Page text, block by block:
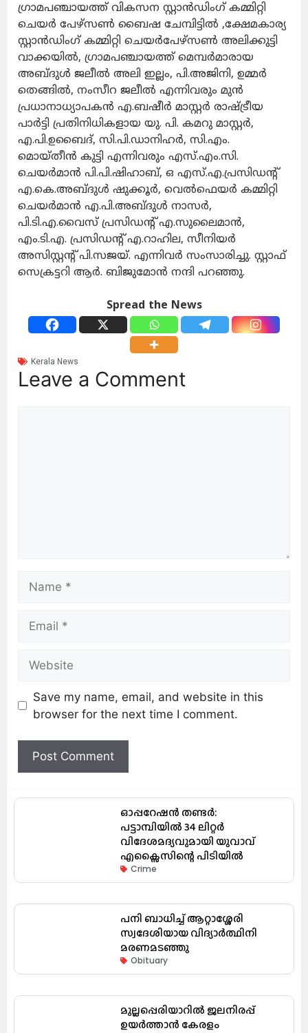
ഗ്രാമപഞ്ചായത്ത് വികസന സ്റ്റാൻഡിംഗ് കമ്മിറ്റി
ചെയർ പേഴ്സൺ ബൈഷ ചേമ്പിട്ടിൽ ,ക്ഷേമകാര്യ
സ്റ്റാൻഡിംഗ് കമ്മിറ്റി ചെയർപേഴ്സൺ അലിക്കുട്ടി
വാക്കയിൽ, ഗ്രാമപഞ്ചായത്ത് മെമ്പർമാരായ
അബ്ദുൾ ജലീൽ അലി ഇല്ലം, പി.അജിനി, ഉമ്മർ
തെങ്ങിൽ, നംസീറ ജലീൽ എന്നിവരും മുൻ
പ്രധാനാധ്യാപകൻ എ.ബഷീർ മാസ്റ്റർ രാഷ്ട്രീയ
പാർട്ടി പ്രതിനിധികളായ യു. പി. കമറു മാസ്റ്റർ,
എ.പി.ഉബൈദ്, സി.പി.ഡാനിഹർ, സി.എം.
മൊയ്തീൻ കുട്ടി എന്നിവരും എസ്.എം.സി.
ചെയർമാൻ പി.പി.ഷിഹാബ്, ഒ എസ്.എ.പ്രസിഡന്റ്
എ.കെ.അബ്ദുൾ ഷുക്കൂർ, വെൽഫെയർ കമ്മിറ്റി
ചെയർമാൻ എ.പി.അബ്ദുൾ നാസർ,
പി.ടി.എ.വൈസ് പ്രസിഡന്റ് എ.സുലൈമാൻ,
എം.ടി.എ. പ്രസിഡന്റ് എ.റാഹില, സീനിയർ
അസിസ്റ്റന്റ് പി.സജയ്. എന്നിവർ സംസാരിച്ചു. സ്റ്റാഫ്
സെക്രട്ടറി ആർ. ബിജുമോൻ നന്ദി പറഞ്ഞു.
Spread the News
Kerala News
Leave a Comment
Save my name, email, and website in this
browser for the next time I comment.
ഓപ്പറേഷൻ തണ്ടർ:
പട്ടാമ്പിയിൽ 34 ലിറ്റർ
വിദേശമദ്യവുമായി യുവാവ്
എക്സൈസിന്റെ പിടിയിൽ
Crime
പനി ബാധിച്ച് ആറ്റാശ്ശേരി
സ്വദേശിയായ വിദ്യാർത്ഥിനി
മരണമടഞ്ഞു
Obituary
മുല്ലപ്പെരിയാറിൽ ജലനിരപ്പ്
ഉയർത്താൻ കേരളം